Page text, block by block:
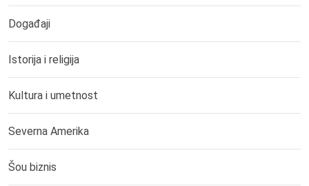
Događaji
Istorija i religija
Kultura i umetnost
Severna Amerika
Šou biznis